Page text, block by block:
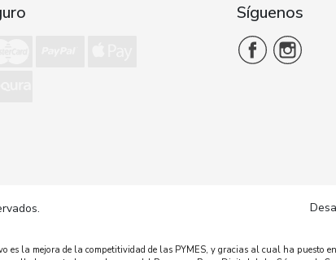
Síguenos
es la mejora de la competitividad de las PYMES, y gracias al cual ha puesto